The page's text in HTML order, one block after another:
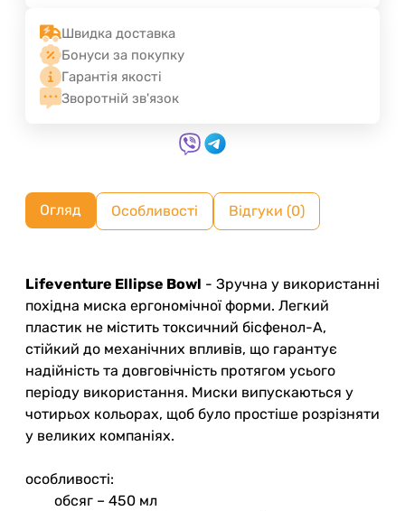
Швидка доставка
Бонуси за покупку
Гарантія якості
Зворотній зв'язок
Огляд Особливості Відгуки (0)
Lifeventure Ellipse Bowl - Зручна у використанні
похідна миска ергономічної форми. Легкий
пластик не містить токсичний бісфенол-А,
стійкий до механічних впливів, що гарантує
надійність та довговічність протягом усього
періоду використання. Миски випускаються у
чотирьох кольорах, щоб було простіше розрізняти
у великих компаніях.
особливості:
обсяг – 450 мл